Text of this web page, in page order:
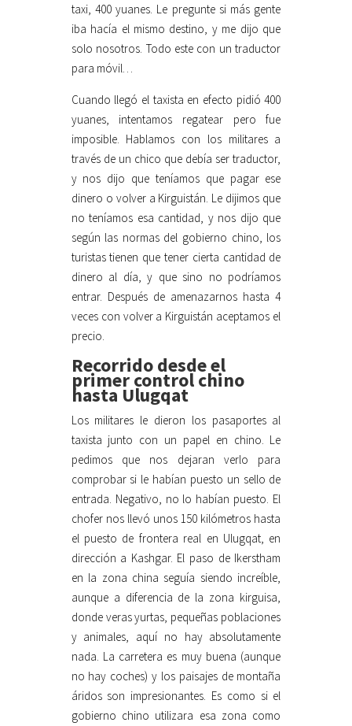
taxi, 400 yuanes. Le pregunte si más gente
iba hacía el mismo destino, y me dijo que
solo nosotros. Todo este con un traductor
para móvil…
Cuando llegó el taxista en efecto pidió 400
yuanes, intentamos regatear pero fue
imposible. Hablamos con los militares a
través de un chico que debía ser traductor,
y nos dijo que teníamos que pagar ese
dinero o volver a Kirguistán. Le dijimos que
no teníamos esa cantidad, y nos dijo que
según las normas del gobierno chino, los
turistas tienen que tener cierta cantidad de
dinero al día, y que sino no podríamos
entrar. Después de amenazarnos hasta 4
veces con volver a Kirguistán aceptamos el
precio.
Recorrido desde el
primer control chino
hasta Ulugqat
Los militares le dieron los pasaportes al
taxista junto con un papel en chino. Le
pedimos que nos dejaran verlo para
comprobar si le habían puesto un sello de
entrada. Negativo, no lo habían puesto. El
chofer nos llevó unos 150 kilómetros hasta
el puesto de frontera real en Ulugqat, en
dirección a Kashgar. El paso de Ikerstham
en la zona china seguía siendo increíble,
aunque a diferencia de la zona kirguisa,
donde veras yurtas, pequeñas poblaciones
y animales, aquí no hay absolutamente
nada. La carretera es muy buena (aunque
no hay coches) y los paisajes de montaña
áridos son impresionantes. Es como si el
gobierno chino utilizara esa zona como